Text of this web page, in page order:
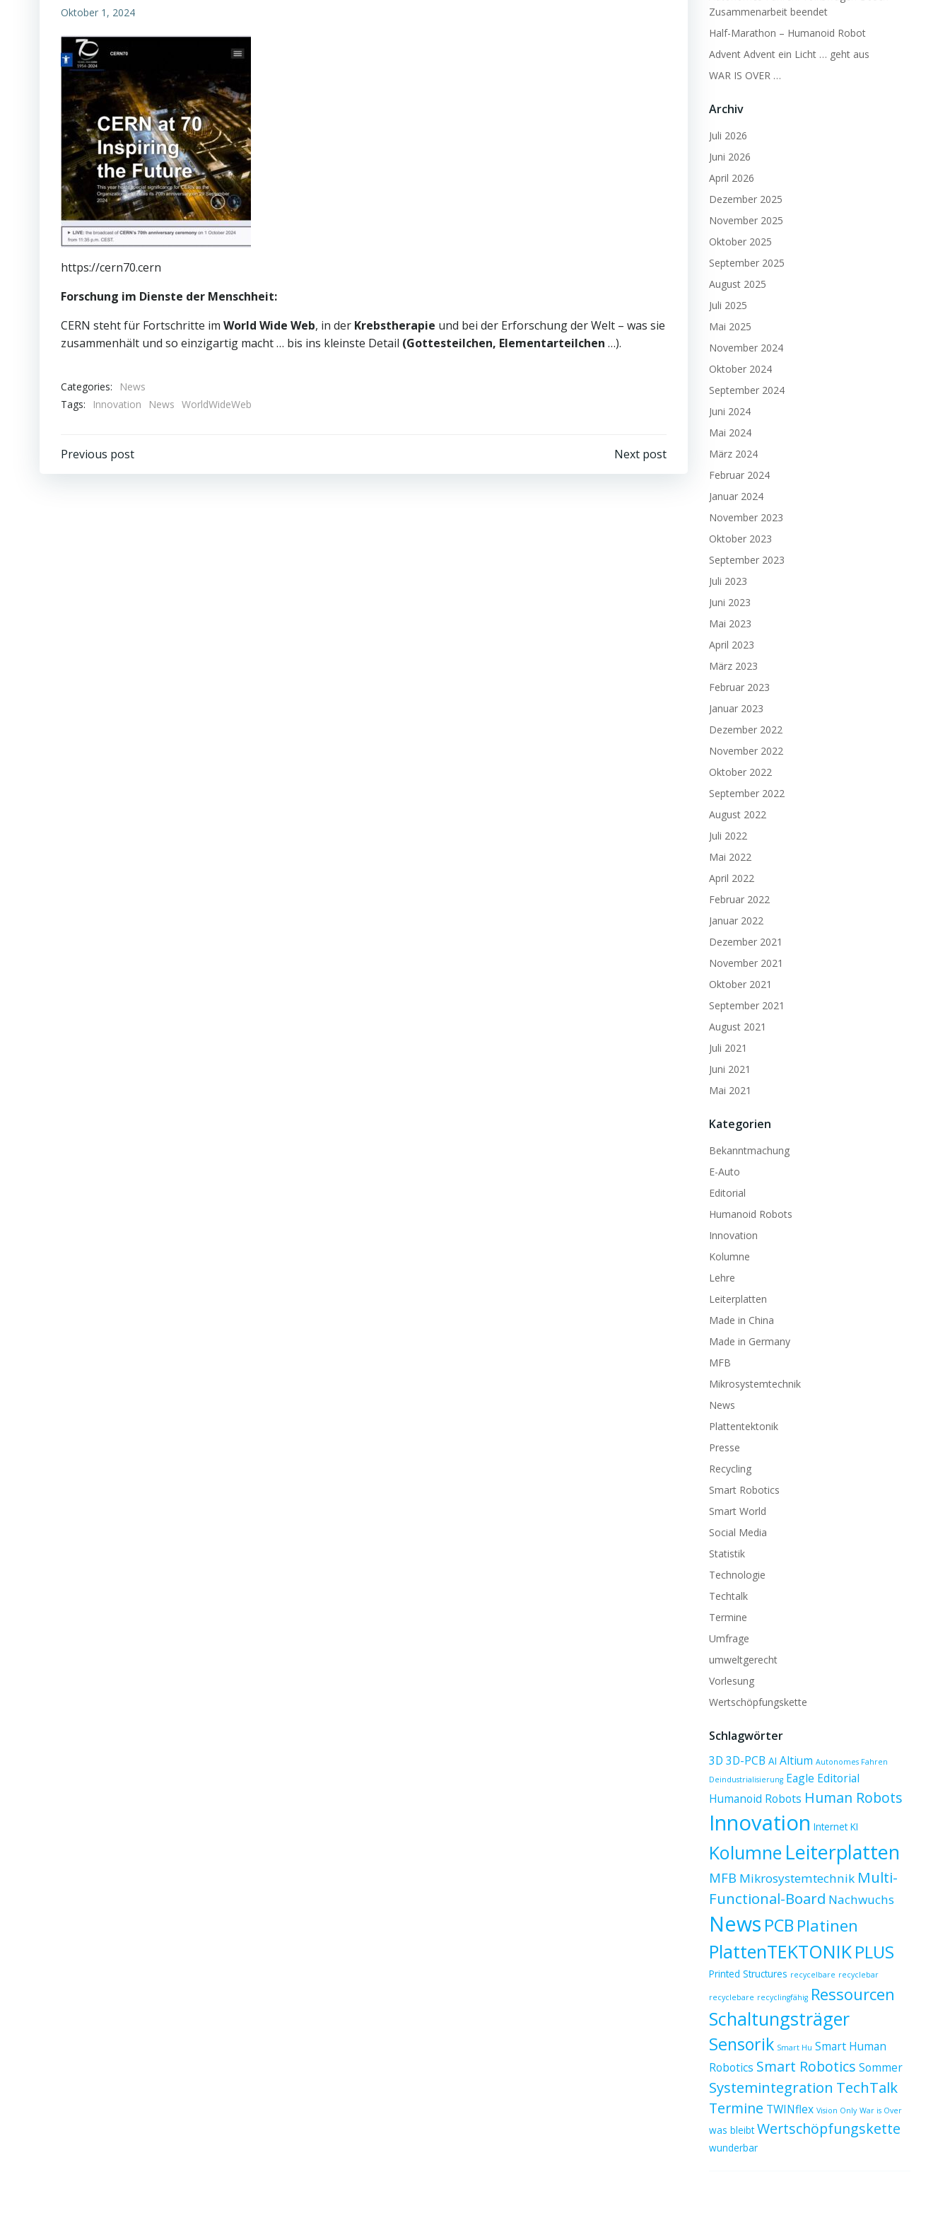
Oktober 1, 2024
https://cern70.cern
Forschung im Dienste der Menschheit:
CERN steht für Fortschritte im World Wide Web, in der Krebstherapie und bei der Erforschung der Welt – was sie
zusammenhält und so einzigartig macht … bis ins kleinste Detail (Gottesteilchen, Elementarteilchen …).
Categories:
News
Tags:
Innovation News WorldWideWeb
Beitragsnavigation
Previous post Next post
Zusammenarbeit beendet
Half-Marathon – Humanoid Robot
Advent Advent ein Licht … geht aus
WAR IS OVER …
Archiv
Juli 2026
Juni 2026
April 2026
Dezember 2025
November 2025
Oktober 2025
September 2025
August 2025
Juli 2025
Mai 2025
November 2024
Oktober 2024
September 2024
Juni 2024
Mai 2024
März 2024
Februar 2024
Januar 2024
November 2023
Oktober 2023
September 2023
Juli 2023
Juni 2023
Mai 2023
April 2023
März 2023
Februar 2023
Januar 2023
Dezember 2022
November 2022
Oktober 2022
September 2022
August 2022
Juli 2022
Mai 2022
April 2022
Februar 2022
Januar 2022
Dezember 2021
November 2021
Oktober 2021
September 2021
August 2021
Juli 2021
Juni 2021
Mai 2021
Kategorien
Bekanntmachung
E-Auto
Editorial
Humanoid Robots
Innovation
Kolumne
Lehre
Leiterplatten
Made in China
Made in Germany
MFB
Mikrosystemtechnik
News
Plattentektonik
Presse
Recycling
Smart Robotics
Smart World
Social Media
Statistik
Technologie
Techtalk
Termine
Umfrage
umweltgerecht
Vorlesung
Wertschöpfungskette
Schlagwörter
3D 3D-PCB AI Altium Autonomes Fahren
Deindustrialisierung Eagle Editorial
Humanoid Robots Human Robots
Innovation Internet KI
Kolumne Leiterplatten
MFB Mikrosystemtechnik Multi-
Functional-Board Nachwuchs
News PCB Platinen
PlattenTEKTONIK PLUS
Printed Structures recycelbare recyclebar
recyclebare recyclingfähig Ressourcen
Schaltungsträger
Sensorik Smart Hu Smart Human
Robotics Smart Robotics Sommer
Systemintegration TechTalk
Termine TWINflex Vision Only War is Over
was bleibt Wertschöpfungskette
wunderbar